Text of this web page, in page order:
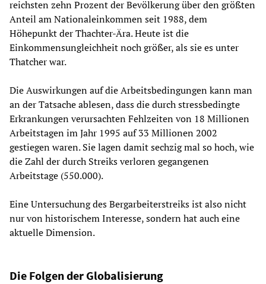
reichsten zehn Prozent der Bevölkerung über den größten
Anteil am Nationaleinkommen seit 1988, dem
Höhepunkt der Thachter-Ära. Heute ist die
Einkommensungleichheit noch größer, als sie es unter
Thatcher war.
Die Auswirkungen auf die Arbeitsbedingungen kann man
an der Tatsache ablesen, dass die durch stressbedingte
Erkrankungen verursachten Fehlzeiten von 18 Millionen
Arbeitstagen im Jahr 1995 auf 33 Millionen 2002
gestiegen waren. Sie lagen damit sechzig mal so hoch, wie
die Zahl der durch Streiks verloren gegangenen
Arbeitstage (550.000).
Eine Untersuchung des Bergarbeiterstreiks ist also nicht
nur von historischem Interesse, sondern hat auch eine
aktuelle Dimension.
Die Folgen der Globalisierung